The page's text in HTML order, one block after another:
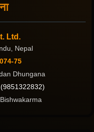
Ltd.
Nepal
75
Dhungana
(9851322832)